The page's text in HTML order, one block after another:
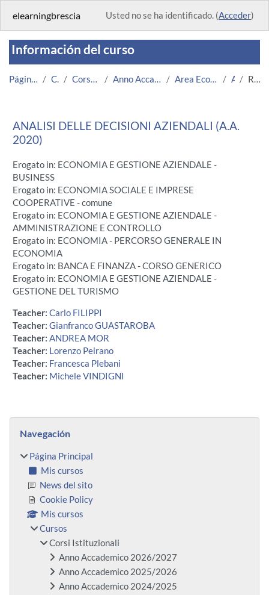
elearningbrescia Usted no se ha identificado. (Acceder)
Información del curso
Página Principal Cursos Corsi Istituzionali Anno Accademico 2020/2021 Area Economico-Statistica ADA Resumen
ANALISI DELLE DECISIONI AZIENDALI (A.A.
2020)
Erogato in: ECONOMIA E GESTIONE AZIENDALE -
BUSINESS
Erogato in: ECONOMIA SOCIALE E IMPRESE
COOPERATIVE - comune
Erogato in: ECONOMIA E GESTIONE AZIENDALE -
AMMINISTRAZIONE E CONTROLLO
Erogato in: ECONOMIA - PERCORSO GENERALE IN
ECONOMIA
Erogato in: BANCA E FINANZA - CORSO GENERICO
Erogato in: ECONOMIA E GESTIONE AZIENDALE -
GESTIONE DEL TURISMO
Teacher: Carlo FILIPPI
Teacher: Gianfranco GUASTAROBA
Teacher: ANDREA MOR
Teacher: Lorenzo Peirano
Teacher: Francesca Plebani
Teacher: Michele VINDIGNI
Bloques
Navegación
Página Principal
Mis cursos
News del sito
Cookie Policy
Mis cursos
Cursos
Corsi Istituzionali
Anno Accademico 2026/2027
Anno Accademico 2025/2026
Anno Accademico 2024/2025